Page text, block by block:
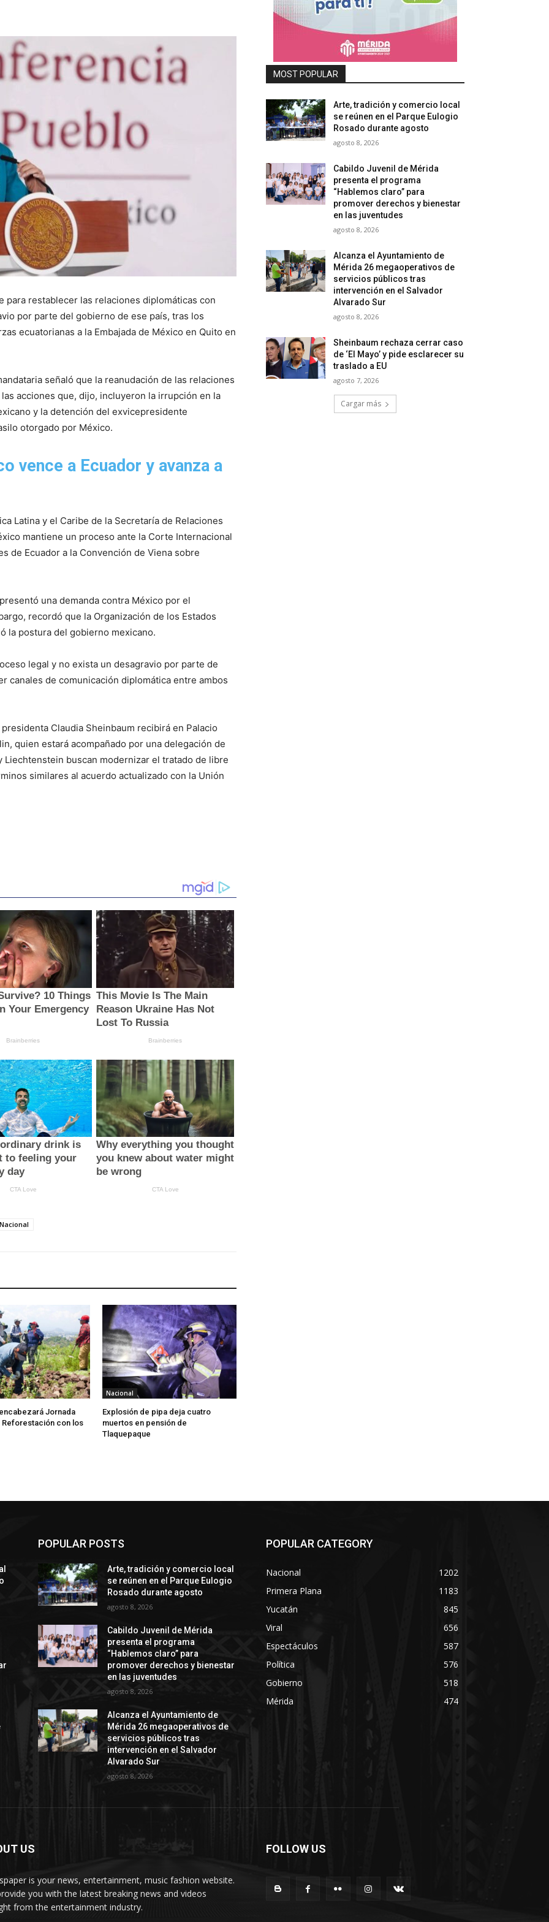
para restablecer las relaciones diplomáticas con
por parte del gobierno de ese país, tras los
ecuatorianas a la Embajada de México en Quito en
señaló que la reanudación de las relaciones
acciones que, dijo, incluyeron la irrupción en la
y la detención del exvicepresidente
otorgado por México.
vence a Ecuador y avanza a
Latina y el Caribe de la Secretaría de Relaciones
mantiene un proceso ante la Corte Internacional
de Ecuador a la Convención de Viena sobre
una demanda contra México por el
recordó que la Organización de los Estados
la postura del gobierno mexicano.
legal y no exista un desagravio por parte de
canales de comunicación diplomática entre ambos
Claudia Sheinbaum recibirá en Palacio
quien estará acompañado por una delegación de
Liechtenstein buscan modernizar el tratado de libre
similares al acuerdo actualizado con la Unión
Nacional
Jornada
Reforestación con los
Nacional
Explosión de pipa deja cuatro
muertos en pensión de
Tlaquepaque
MOST POPULAR
Arte, tradición y comercio local
se reúnen en el Parque Eulogio
Rosado durante agosto
agosto 8, 2026
Cabildo Juvenil de Mérida
presenta el programa
“Hablemos claro” para
promover derechos y bienestar
en las juventudes
agosto 8, 2026
Alcanza el Ayuntamiento de
Mérida 26 megaoperativos de
servicios públicos tras
intervención en el Salvador
Alvarado Sur
agosto 8, 2026
Sheinbaum rechaza cerrar caso
de ‘El Mayo’ y pide esclarecer su
traslado a EU
agosto 7, 2026
Cargar más
POPULAR POSTS
Arte, tradición y comercio local
se reúnen en el Parque Eulogio
Rosado durante agosto
agosto 8, 2026
Cabildo Juvenil de Mérida
presenta el programa
“Hablemos claro” para
promover derechos y bienestar
en las juventudes
agosto 8, 2026
Alcanza el Ayuntamiento de
Mérida 26 megaoperativos de
servicios públicos tras
intervención en el Salvador
Alvarado Sur
agosto 8, 2026
POPULAR CATEGORY
Nacional
1202
Primera Plana
1183
Yucatán
845
Viral
656
Espectáculos
587
Política
576
Gobierno
518
Mérida
474
US
is your news, entertainment, music fashion website.
you with the latest breaking news and videos
from the entertainment industry.
FOLLOW US